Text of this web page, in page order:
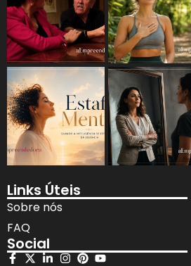
Links Úteis
Sobre nós
FAQ
Social